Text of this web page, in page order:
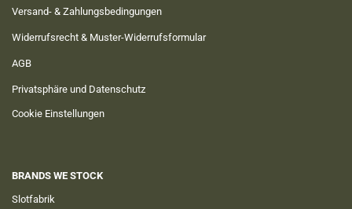
Versand- & Zahlungsbedingungen
Widerrufsrecht & Muster-Widerrufsformular
AGB
Privatsphäre und Datenschutz
Cookie Einstellungen
BRANDS WE STOCK
Slotfabrik